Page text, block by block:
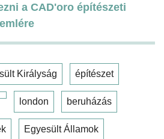
a CAD'oro építészeti
Királyság építészet
london beruházás
Egyesült Államok